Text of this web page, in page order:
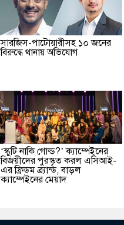
সারজিস-পাটোয়ারীসহ ১০ জনের
বিরুদ্ধে থানায় অভিযোগ
‘স্কুটি নাকি গোল্ড?’ ক্যাম্পেইনের
বিজয়ীদের পুরস্কৃত করল এসিআই-
এর ফ্রিডম ব্র্যান্ড, বাড়ল
ক্যাম্পেইনের মেয়াদ